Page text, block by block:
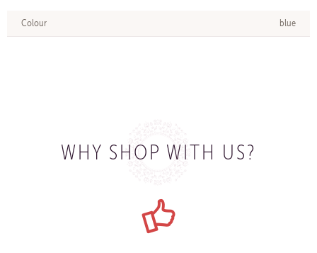
Colour blue
WHY SHOP WITH US?